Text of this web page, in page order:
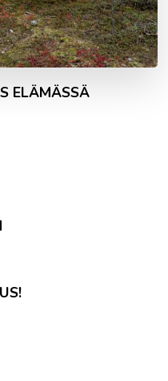
ELÄMÄSSÄ